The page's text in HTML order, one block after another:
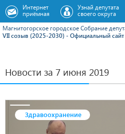
Магнитогорское городское Cобрание
VII созыв (2025-2030) - Официальный сайт
Интернет
приёмная
Узнай депутата
своего округа
Новости за 7 июня 2019
Здравоохранение